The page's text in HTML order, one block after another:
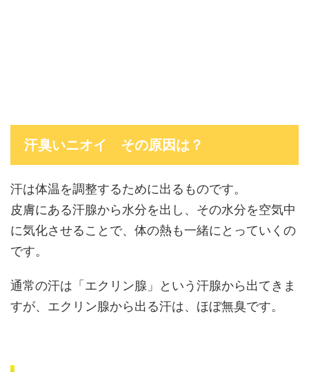
汗臭いニオイ その原因は？
汗は体温を調整するために出るものです。
皮膚にある汗腺から水分を出し、その水分を空気中
に気化させることで、体の熱も一緒にとっていくの
です。
通常の汗は「エクリン腺」という汗腺から出てきま
すが、エクリン腺から出る汗は、ほぼ無臭です。